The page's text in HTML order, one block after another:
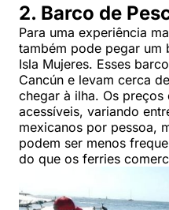
2. Barco de
Para uma experiência
também pode pegar um
Isla Mujeres. Esses
Cancún e levam cerca
chegar à ilha. Os
acessíveis, variando
mexicanos por pessoa,
podem ser menos
do que os ferries